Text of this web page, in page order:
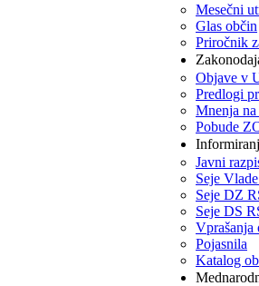
Mesečni
Glas občin
Priročnik
Objave v
Predlogi
Mnenja
Pobude
Javni
Seje
Seje DZ
Seje DS
Vprašanja
Pojasnila
Katalog